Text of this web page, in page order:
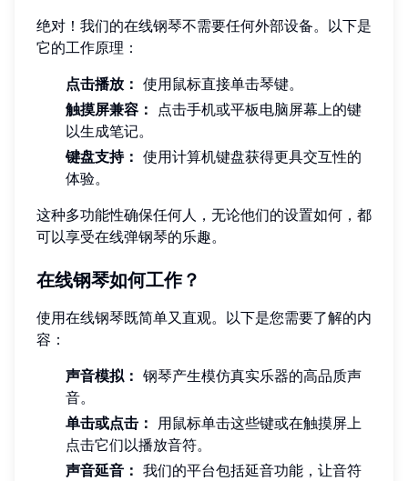
绝对！我们的在线钢琴不需要任何外部设备。以下是
它的工作原理：
点击播放： 使用鼠标直接单击琴键。
触摸屏兼容：
点击手机或平板电脑屏幕上的键
以生成笔记。
键盘支持： 使用计算机键盘获得更具交互性的
体验。
这种多功能性确保任何人，无论他们的设置如何，都
可以享受在线弹钢琴的乐趣。
在线钢琴如何工作？
使用在线钢琴既简单又直观。以下是您需要了解的内
容：
声音模拟： 钢琴产生模仿真实乐器的高品质声
音。
单击或点击：
用鼠标单击这些键或在触摸屏上
点击它们以播放音符。
声音延音： 我们的平台包括延音功能，让音符